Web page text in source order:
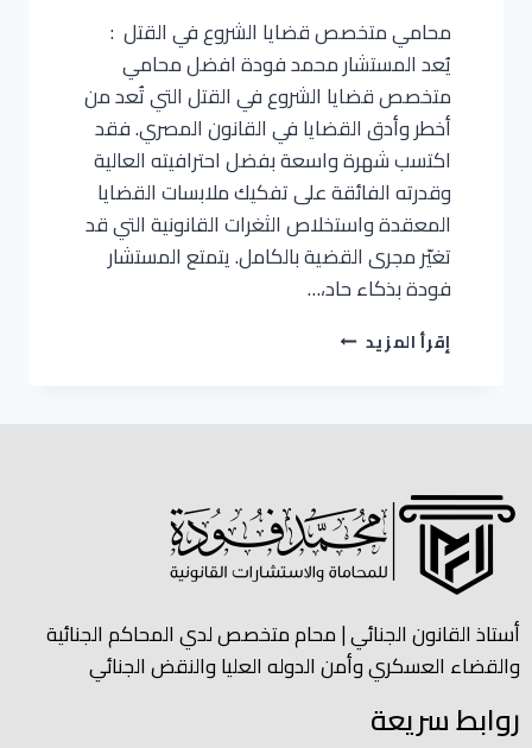
محامي متخصص قضايا الشروع في القتل :
يُعد المستشار محمد فودة افضل محامي
متخصص قضايا الشروع في القتل التي تُعد من
أخطر وأدق القضايا في القانون المصري. فقد
اكتسب شهرة واسعة بفضل احترافيته العالية
وقدرته الفائقة على تفكيك ملابسات القضايا
المعقدة واستخلاص الثغرات القانونية التي قد
تغيّر مجرى القضية بالكامل. يتمتع المستشار
فودة بذكاء حاد،…
إقرأ المزيد
أستاذ القانون الجنائي | محام متخصص لدي المحاكم الجنائية
والقضاء العسكري وأمن الدوله العليا والنقض الجنائي
روابط سريعة